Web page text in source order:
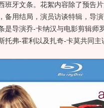
班牙文条。花絮内容除了预告
备用结局，演员访谈特辑，导
是导演乔-卡纳汉与电影剪辑师
托弗-霍利以及扎奇-卡莫共同